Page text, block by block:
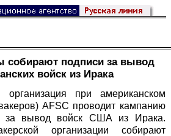
собирают подписи за вывод
войск из Ирака
организация при американском
AFSC проводит кампанию
за вывод войск США из Ирака.
организации собирают